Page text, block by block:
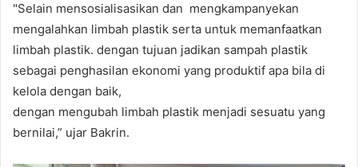
"Selain mensosialisasikan dan mengkampanyekan
mengalahkan limbah plastik serta untuk memanfaatkan
limbah plastik. dengan tujuan jadikan sampah plastik
sebagai penghasilan ekonomi yang produktif apa bila di
kelola dengan baik,
dengan mengubah limbah plastik menjadi sesuatu yang
bernilai,” ujar Bakrin.